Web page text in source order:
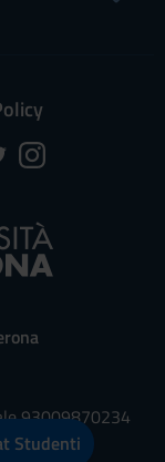
93009870234
Studenti